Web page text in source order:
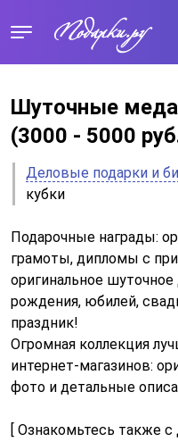
Шуточные
(3000 - 5000
Деловые подарки и
кубки
Подарочные награды:
грамоты, дипломы с
оригинальное
рождения, юбилей,
праздник!
Огромная коллекция
интернет-магазинов:
фото и детальные
[ Ознакомьтесь также с